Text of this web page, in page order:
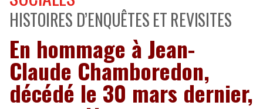
HISTOIRES D’ENQUÊTES ET REVISITES
En hommage à Jean-
Claude Chamboredon,
décédé le 30 mars dernier,